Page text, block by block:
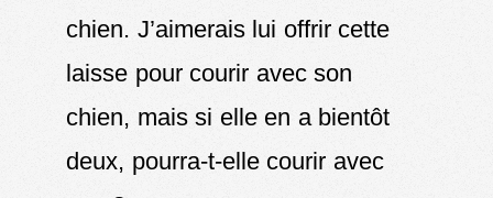
chien. J’aimerais lui offrir cette
laisse pour courir avec son
chien, mais si elle en a bientôt
deux, pourra-t-elle courir avec